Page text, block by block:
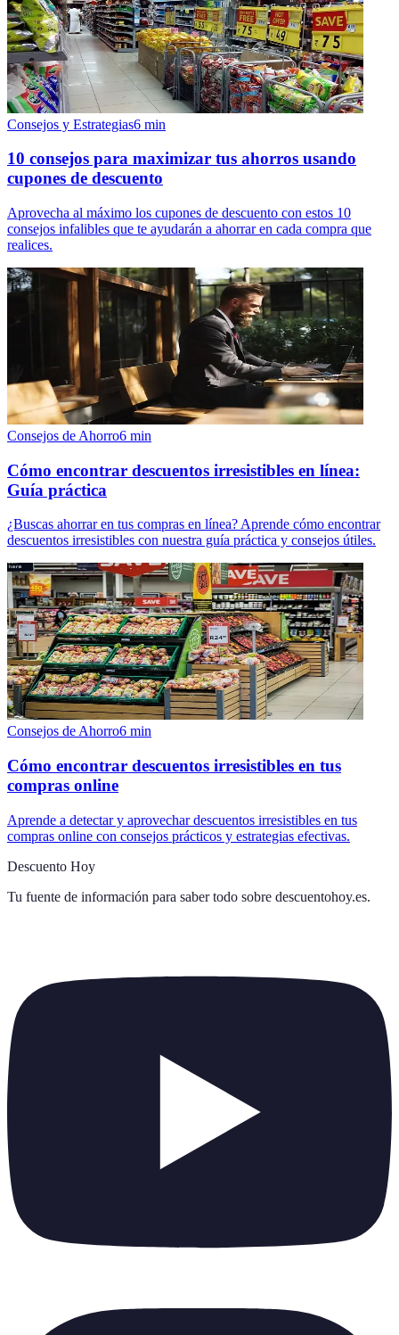
Consejos y Estrategias6 min
10 consejos para maximizar tus ahorros usando
cupones de descuento
Aprovecha al máximo los cupones de descuento con estos 10
consejos infalibles que te ayudarán a ahorrar en cada compra que
realices.
Consejos de Ahorro6 min
Cómo encontrar descuentos irresistibles en línea:
Guía práctica
¿Buscas ahorrar en tus compras en línea? Aprende cómo encontrar
descuentos irresistibles con nuestra guía práctica y consejos útiles.
Consejos de Ahorro6 min
Cómo encontrar descuentos irresistibles en tus
compras online
Aprende a detectar y aprovechar descuentos irresistibles en tus
compras online con consejos prácticos y estrategias efectivas.
Descuento Hoy
Tu fuente de información para saber todo sobre descuentohoy.es.